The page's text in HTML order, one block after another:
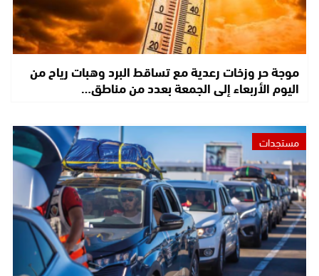
موجة حر وزخات رعدية مع تساقط البرد وهبات رياح من
اليوم الأربعاء إلى الجمعة بعدد من مناطق…
مستجدات